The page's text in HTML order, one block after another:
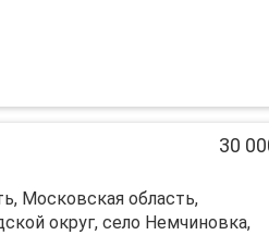
30
Московская область,
округ, село Немчиновка,